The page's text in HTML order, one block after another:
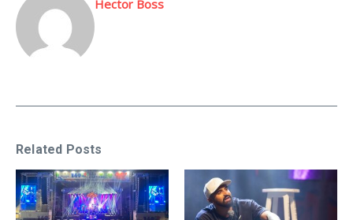
Hector Boss
Related Posts